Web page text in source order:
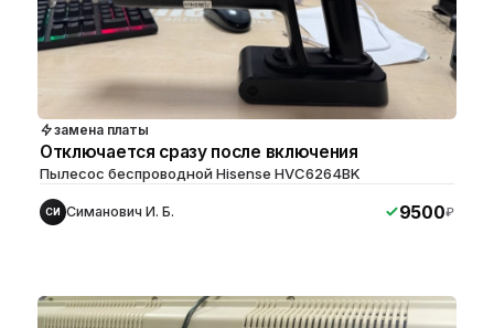
замена платы
Отключается сразу после включения
Пылесос беспроводной Hisense HVC6264BK
СИ Симанович И. Б. 9500₽